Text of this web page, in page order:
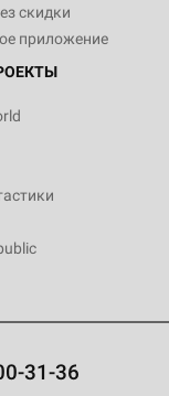
скидки
приложение
31-36